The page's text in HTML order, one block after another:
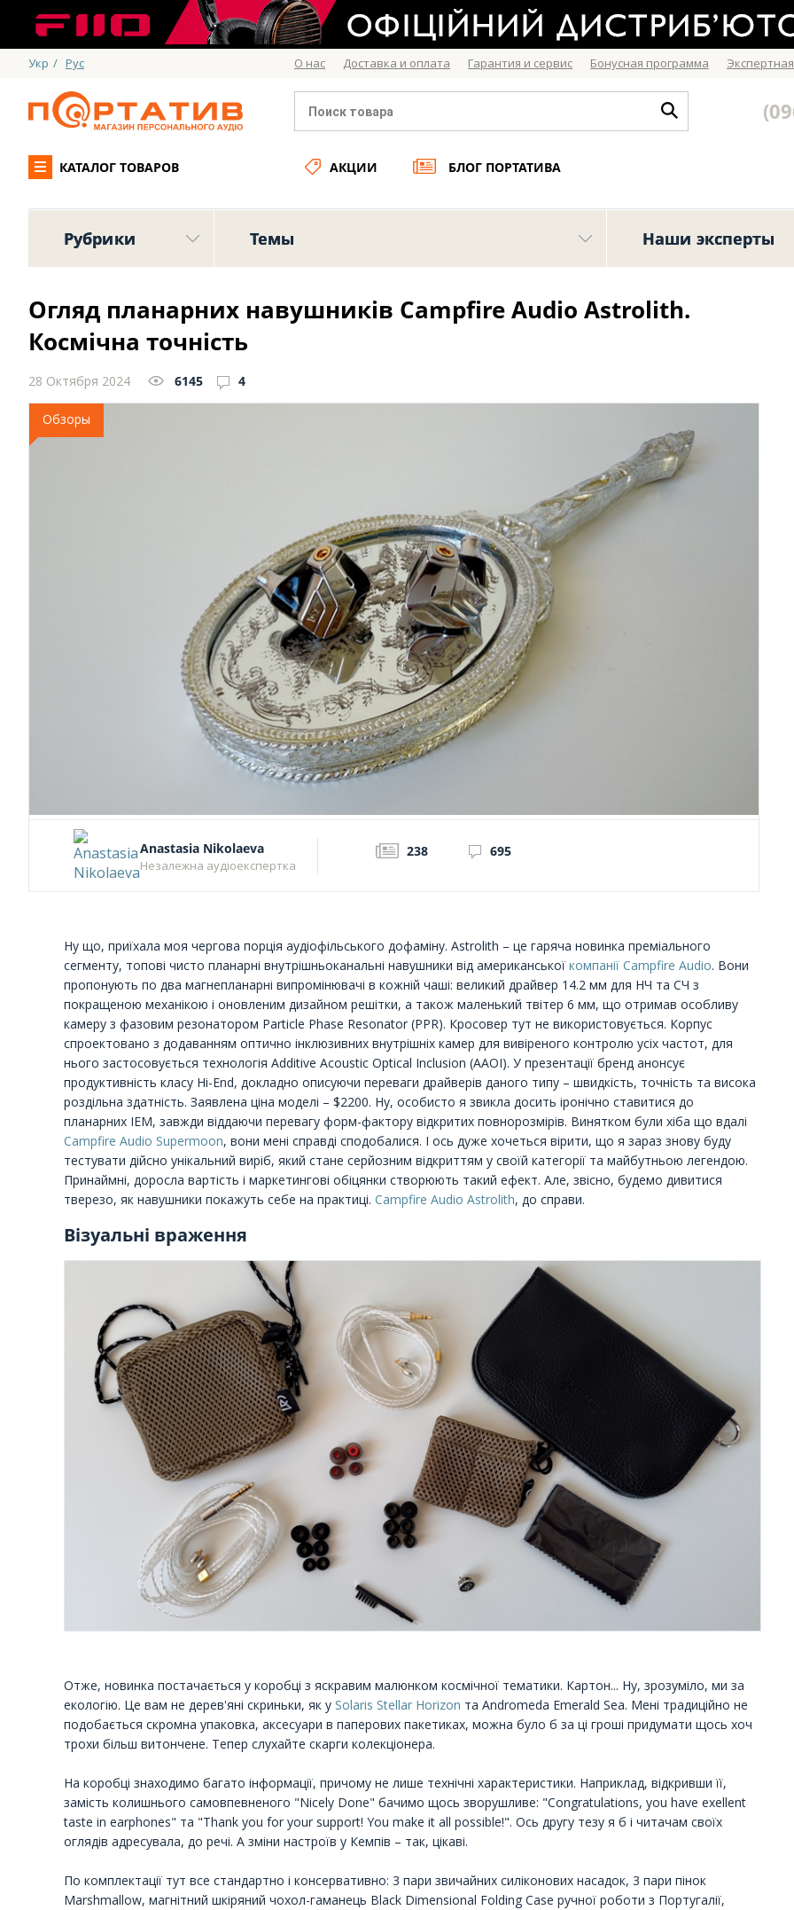
Укр / Рус О нас Доставка и оплата Гарантия и сервис Бонусная программа
КАТАЛОГ ТОВАРОВ АКЦИИ БЛОГ ПОРТАТИВА
Рубрики Темы Наши эксперты
Огляд планарних навушників Campfire Audio Astrolith.
Космічна точність
28 Октября 2024 6145 4
Обзоры
Anastasia Nikolaeva
Незалежна аудіоекспертка
238 695
Ну що, приїхала моя чергова порція аудіофільського дофаміну. Astrolith – це гаряча новинка преміального
сегменту, топові чисто планарні внутрішньоканальні навушники від американської компанії Campfire Audio. Вони
пропонують по два магнепланарні випромінювачі в кожній чаші: великий драйвер 14.2 мм для НЧ та СЧ з
покращеною механікою і оновленим дизайном решітки, а також маленький твітер 6 мм, що отримав особливу
камеру з фазовим резонатором Particle Phase Resonator (PPR). Кросовер тут не використовується. Корпус
спроектовано з додаванням оптично інклюзивних внутрішніх камер для вивіреного контролю усіх частот, для
нього застосовується технологія Additive Acoustic Optical Inclusion (AAOI). У презентації бренд анонсує
продуктивність класу Hi-End, докладно описуючи переваги драйверів даного типу – швидкість, точність та висока
роздільна здатність. Заявлена ціна моделі – $2200. Ну, особисто я звикла досить іронічно ставитися до
планарних IEM, завжди віддаючи перевагу форм-фактору відкритих повнорозмірів. Винятком були хіба що вдалі
Campfire Audio Supermoon, вони мені справді сподобалися. І ось дуже хочеться вірити, що я зараз знову буду
тестувати дійсно унікальний виріб, який стане серйозним відкриттям у своїй категорії та майбутньою легендою.
Принаймні, доросла вартість і маркетингові обіцянки створюють такий ефект. Але, звісно, будемо дивитися
тверезо, як навушники покажуть себе на практиці. Campfire Audio Astrolith, до справи.
Візуальні враження
Отже, новинка постачається у коробці з яскравим малюнком космічної тематики. Картон... Ну, зрозуміло, ми за
екологію. Це вам не дерев'яні скриньки, як у Solaris Stellar Horizon та Andromeda Emerald Sea. Мені традиційно не
подобається скромна упаковка, аксесуари в паперових пакетиках, можна було б за ці гроші придумати щось хоч
трохи більш витончене. Тепер слухайте скарги колекціонера.
На коробці знаходимо багато інформації, причому не лише технічні характеристики. Наприклад, відкривши її,
замість колишнього самовпевненого "Nicely Done" бачимо щось зворушливе: "Congratulations, you have exellent
taste in earphones" та "Thank you for your support! You make it all possible!". Ось другу тезу я б і читачам своїх
оглядів адресувала, до речі. А зміни настроїв у Кемпів – так, цікаві.
По комплектації тут все стандартно і консервативно: 3 пари звичайних силіконових насадок, 3 пари пінок
Marshmallow, магнітний шкіряний чохол-гаманець Black Dimensional Folding Case ручної роботи з Португалії,